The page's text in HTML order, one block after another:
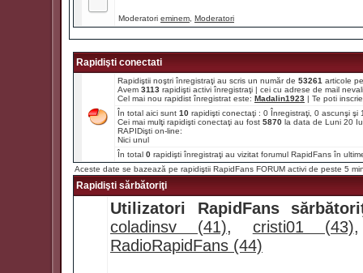
Moderatori eminem Moderatori
Rapidişti conectati
Rapidiştii noştri înregistraţi au scris un număr de 53261 articole
Avem 3113 rapidişti activi înregistraţi | cei cu adrese de mail
Cel mai nou rapidist înregistrat este: Madalin1923 | Te poti
În total aici sunt 10 rapidişti conectaţi : 0 Înregistraţi, 0 ascunşi
Cei mai mulţi rapidişti conectaţi au fost 5870 la data de Luni 20
RAPIDişti on-line:
Nici unul
În total 0 rapidişti înregistraţi au vizitat forumul RapidFans în
Aceste date se bazează pe rapidiştii RapidFans FORUM activi de peste 5
Rapidişti sărbătoriţi
Utilizatori RapidFans
coladinsv (41), cristi01 (43)
RadioRapidFans (44)